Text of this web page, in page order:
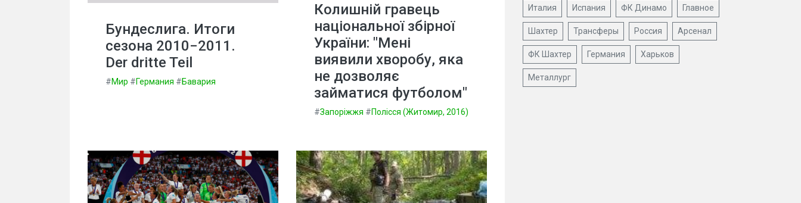
Бундеслига. Итоги
сезона 2010−2011.
Der dritte Teil
#Мир #Германия #Бавария
Колишній гравець
національної збірної
України: "Мені
виявили хворобу, яка
не дозволяє
займатися футболом"
#Запоріжжя #Полісся (Житомир, 2016)
Италия Испания ФК Динамо Главное
Шахтер Трансферы Россия Арсенал
ФК Шахтер Германия Харьков
Металлург